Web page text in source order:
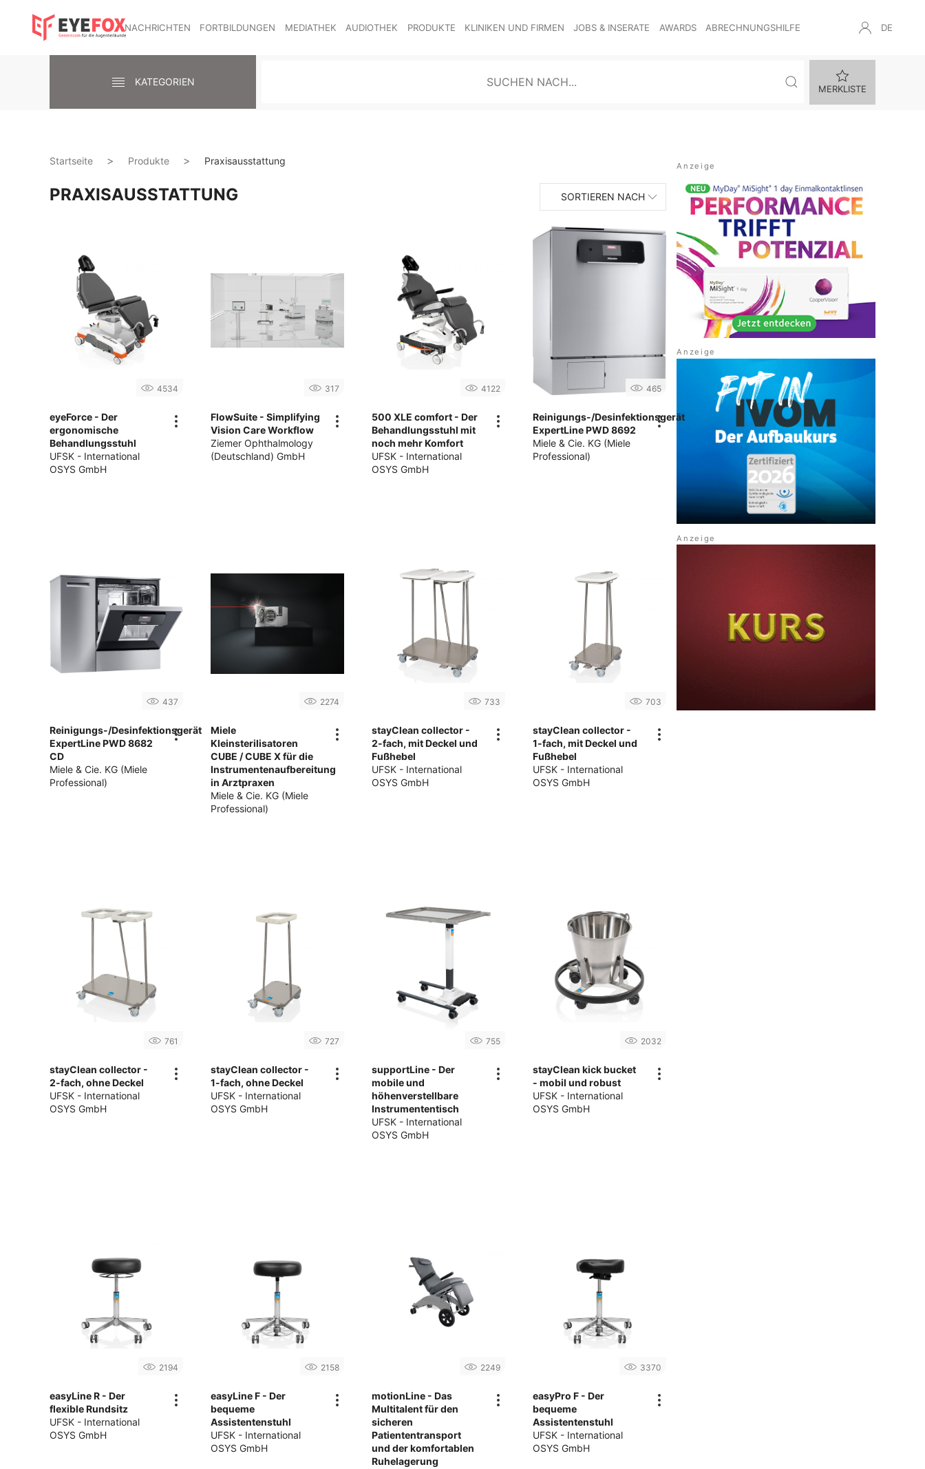
NACHRICHTEN FORTBILDUNGEN MEDIATHEK AUDIOTHEK PRODUKTE KLINIKEN UND FIRMEN JOBS & INSERATE AWARDS ABRECHNUNGSHILFE DE
KATEGORIEN
MERKLISTE
Startseite Produkte Praxisausstattung
PRAXISAUSSTATTUNG SORTIEREN NACH
4534
eyeForce - Der
ergonomische
Behandlungsstuhl
UFSK - International
OSYS GmbH
317
FlowSuite - Simplifying
Vision Care Workflow
Ziemer Ophthalmology
(Deutschland) GmbH
4122
500 XLE comfort - Der
Behandlungsstuhl mit
noch mehr Komfort
UFSK - International
OSYS GmbH
465
Reinigungs-/Desinfektionsgerät
ExpertLine PWD 8692
Miele & Cie. KG (Miele
Professional)
437
Reinigungs-/Desinfektionsgerät
ExpertLine PWD 8682
CD
Miele & Cie. KG (Miele
Professional)
2274
Miele
Kleinsterilisatoren
CUBE / CUBE X für die
Instrumentenaufbereitung
in Arztpraxen
Miele & Cie. KG (Miele
Professional)
733
stayClean collector -
2-fach, mit Deckel und
Fußhebel
UFSK - International
OSYS GmbH
703
stayClean collector -
1-fach, mit Deckel und
Fußhebel
UFSK - International
OSYS GmbH
761
stayClean collector -
2-fach, ohne Deckel
UFSK - International
OSYS GmbH
727
stayClean collector -
1-fach, ohne Deckel
UFSK - International
OSYS GmbH
755
supportLine - Der
mobile und
höhenverstellbare
Instrumententisch
UFSK - International
OSYS GmbH
2032
stayClean kick bucket
- mobil und robust
UFSK - International
OSYS GmbH
2194
easyLine R - Der
flexible Rundsitz
UFSK - International
OSYS GmbH
2158
easyLine F - Der
bequeme
Assistentenstuhl
UFSK - International
OSYS GmbH
2249
motionLine - Das
Multitalent für den
sicheren
Patiententransport
und der komfortablen
Ruhelagerung
3370
easyPro F - Der
bequeme
Assistentenstuhl
UFSK - International
OSYS GmbH